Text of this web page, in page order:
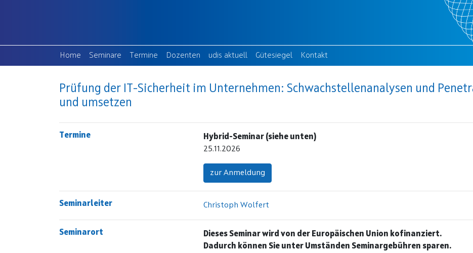
Home(current)
Seminare Termine(current)
Dozenten(current)
udis aktuell (current)
Gütesiegel (current)
Kontakt(current)
Prüfung der IT-Sicherheit im Unternehmen: Schwachstellenanalysen und
und umsetzen
Termine
Hybrid-Seminar (siehe unten)
25.11.2026
zur Anmeldung
Seminarleiter Christoph Wolfert
Seminarort
Dieses Seminar wird von der Europäischen Union kofinanziert.
Dadurch können Sie unter Umständen Seminargebühren sparen.